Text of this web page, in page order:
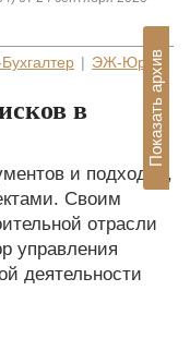
ЭЖ-Юрист
Показать архив
в
и подходов,
Своим
отрасли
управления
деятельности